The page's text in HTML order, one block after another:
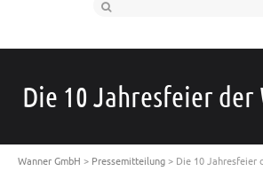
Die 10 Jahresfeier der
Wanner GmbH > Pressemitteilung> Die 10 Jahresfeier